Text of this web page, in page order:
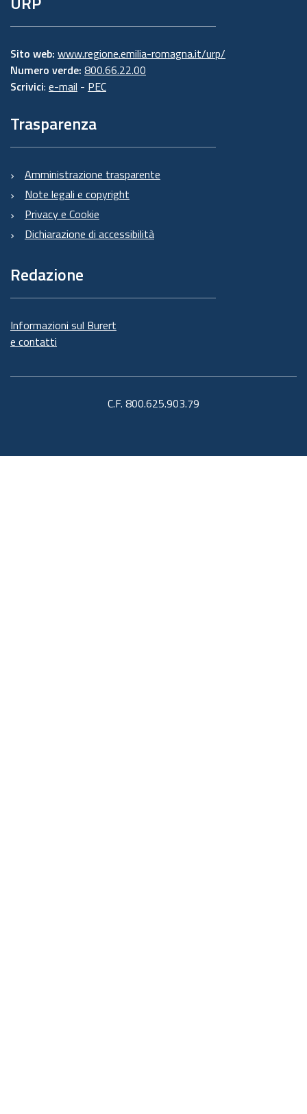
Sito web: www.regione.emilia-romagna.it/urp/
Numero verde: 800.66.22.00
Scrivici: e-mail - PEC
Trasparenza
Amministrazione trasparente
Note legali e copyright
Privacy e Cookie
Dichiarazione di accessibilità
Redazione
Informazioni sul Burert
e contatti
C.F. 800.625.903.79